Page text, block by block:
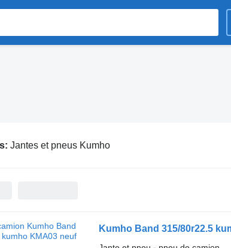
Jantes et pneus Kumho
Kumho Band 315/80r22.5